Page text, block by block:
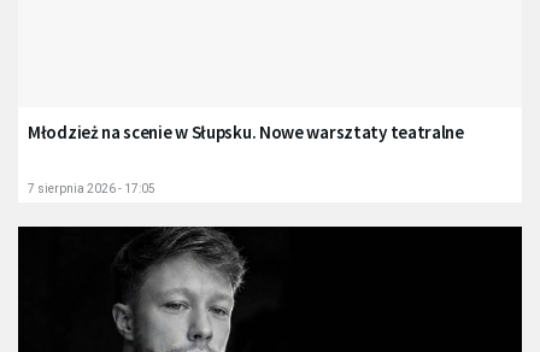
Młodzież na scenie w Słupsku. Nowe warsztaty teatralne
7 sierpnia 2026 - 17:05